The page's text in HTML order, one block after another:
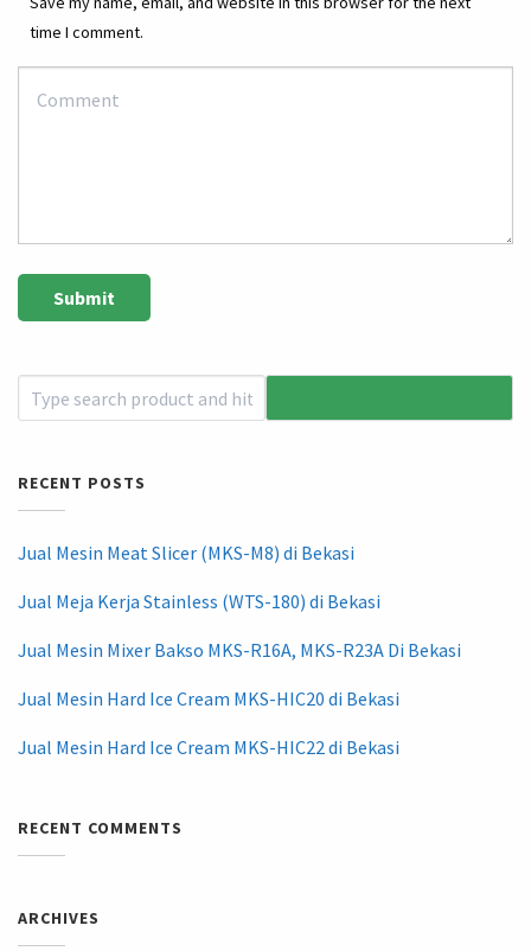
time I comment.
RECENT POSTS
Jual Mesin Meat Slicer (MKS-M8) di Bekasi
Jual Meja Kerja Stainless (WTS-180) di Bekasi
Jual Mesin Mixer Bakso MKS-R16A, MKS-R23A Di Bekasi
Jual Mesin Hard Ice Cream MKS-HIC20 di Bekasi
Jual Mesin Hard Ice Cream MKS-HIC22 di Bekasi
RECENT COMMENTS
ARCHIVES